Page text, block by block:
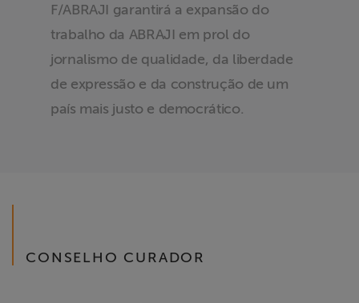
F/ABRAJI garantirá a expansão do
trabalho da ABRAJI em prol do
jornalismo de qualidade, da liberdade
de expressão e da construção de um
país mais justo e democrático.
CONSELHO CURADOR